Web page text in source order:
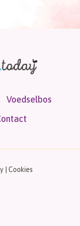
Voedselbos
| Cookies